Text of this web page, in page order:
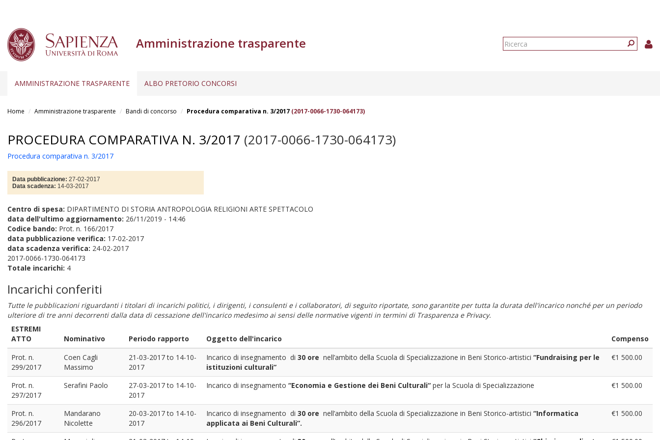
Amministrazione trasparente
Form
AMMINISTRAZIONE TRASPARENTE ALBO PRETORIO CONCORSI
Home Amministrazione trasparente Bandi di concorso Procedura comparativa n. 3/2017 (2017-0066-1730-064173)
PROCEDURA COMPARATIVA N. 3/2017 (2017-0066-1730-064173)
Procedura comparativa n. 3/2017
Data pubblicazione: 27-02-2017
Data scadenza: 14-03-2017
Centro di spesa: DIPARTIMENTO DI STORIA ANTROPOLOGIA RELIGIONI ARTE SPETTACOLO
data dell'ultimo aggiornamento: 26/11/2019 - 14:46
Codice bando: Prot. n. 166/2017
data pubblicazione verifica: 17-02-2017
data scadenza verifica: 24-02-2017
2017-0066-1730-064173
Totale incarichi: 4
Incarichi conferiti
Tutte le pubblicazioni riguardanti i titolari di incarichi politici, i dirigenti, i consulenti e i collaboratori, di seguito riportate, sono garantite per tutta la durata dell'incarico nonché per un periodo
ulteriore di tre anni decorrenti dalla data di cessazione dell'incarico medesimo ai sensi delle normative vigenti in termini di Trasparenza e Privacy.
ESTREMI
ATTO
Nominativo Periodo rapporto Oggetto dell'incarico
Compenso
Prot. n.
299/2017
Coen Cagli
Massimo
21-03-2017to 14-10-
2017
Incarico di insegnamento di 30 ore nell’ambito della Scuola di Specializzazione in Beni Storico-artistici “Fundraising per le
istituzioni culturali”
€1 500.00
Prot. n.
297/2017
Serafini Paolo 27-03-2017to 14-10-
2017
Incarico di insegnamento “Economia e Gestione dei Beni Culturali“ per la Scuola di Specializzazione €1 500.00
Prot. n.
296/2017
Mandarano
Nicolette
20-03-2017to 14-10-
2017
Incarico di insegnamento di 30 ore nell’ambito della Scuola di Specializzazione in Beni Storico-artistici “Informatica
applicata ai Beni Culturali”.
€1 500.00